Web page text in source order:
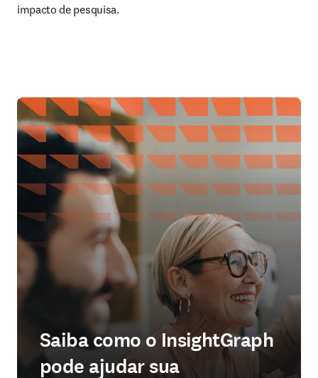
impacto de pesquisa.
Saiba como o InsightGraph
pode ajudar sua